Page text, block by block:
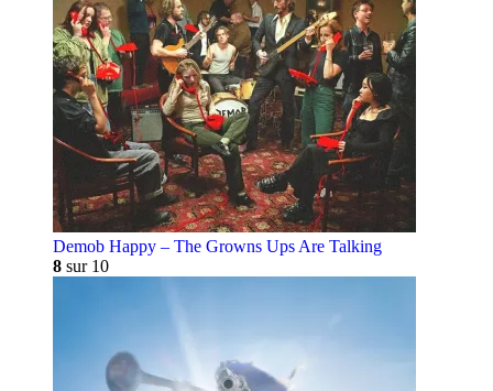
Demob Happy – The Growns Ups Are Talking
8 sur 10